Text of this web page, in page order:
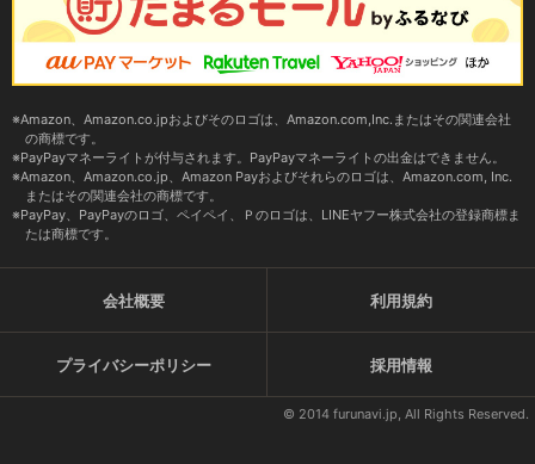
Amazon、Amazon.co.jpおよびそのロゴは、Amazon.com,Inc.またはその関連会社
の商標です。
PayPayマネーライトが付与されます。PayPayマネーライトの出金はできません。
Amazon、Amazon.co.jp、Amazon Payおよびそれらのロゴは、Amazon.com, Inc.
またはその関連会社の商標です。
PayPay、PayPayのロゴ、ペイペイ、Ｐのロゴは、LINEヤフー株式会社の登録商標ま
たは商標です。
会社概要 利用規約
プライバシーポリシー 採用情報
© 2014 furunavi.jp, All Rights Reserved.